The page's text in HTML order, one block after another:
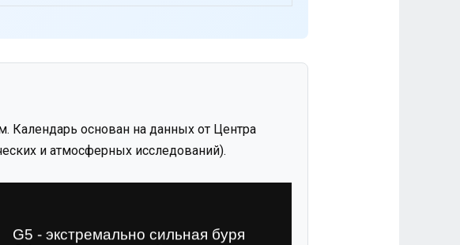
Календарь основан на данных от Центра
и атмосферных исследований).